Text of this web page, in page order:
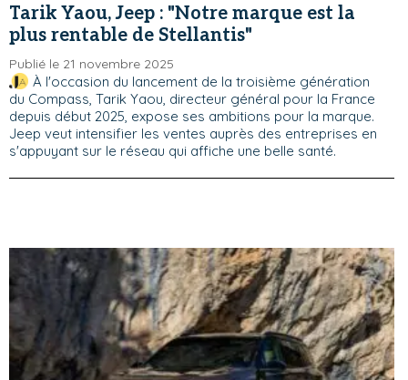
Tarik Yaou, Jeep : "Notre marque est la
plus rentable de Stellantis"
Publié le 21 novembre 2025
À l'occasion du lancement de la troisième génération
du Compass, Tarik Yaou, directeur général pour la France
depuis début 2025, expose ses ambitions pour la marque.
Jeep veut intensifier les ventes auprès des entreprises en
s'appuyant sur le réseau qui affiche une belle santé.